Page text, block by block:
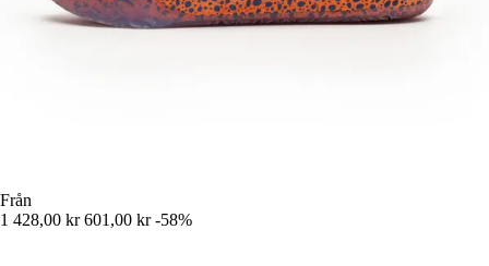
Från
1 428,00 kr 601,00 kr -58%